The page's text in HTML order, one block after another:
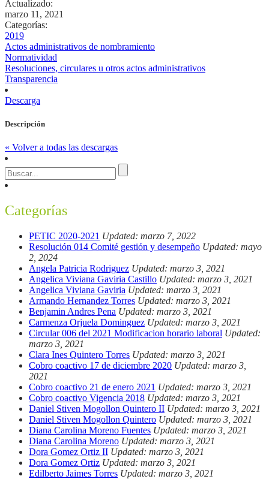
Actualizado:
marzo 11, 2021
Categorías:
2019
Actos administrativos de nombramiento
Normatividad
Resoluciones, circulares u otros actos administrativos
Transparencia
Descarga
Descripción
« Volver a todas las descargas
Categorías
PETIC 2020-2021 Updated: marzo 7, 2022
Resolución 014 Comité gestión y desempeño Updated: mayo
2, 2024
Angela Patricia Rodriguez Updated: marzo 3, 2021
Angelica Viviana Gaviria Castillo Updated: marzo 3, 2021
Angelica Viviana Gaviria Updated: marzo 3, 2021
Armando Hernandez Torres Updated: marzo 3, 2021
Benjamin Andres Pena Updated: marzo 3, 2021
Carmenza Orjuela Dominguez Updated: marzo 3, 2021
Circular 006 del 2021 Modificacion horario laboral Updated:
marzo 3, 2021
Clara Ines Quintero Torres Updated: marzo 3, 2021
Cobro coactivo 17 de diciembre 2020 Updated: marzo 3,
2021
Cobro coactivo 21 de enero 2021 Updated: marzo 3, 2021
Cobro coactivo Vigencia 2018 Updated: marzo 3, 2021
Daniel Stiven Mogollon Quintero II Updated: marzo 3, 2021
Daniel Stiven Mogollon Quintero Updated: marzo 3, 2021
Diana Carolina Moreno Fuentes Updated: marzo 3, 2021
Diana Carolina Moreno Updated: marzo 3, 2021
Dora Gomez Ortiz II Updated: marzo 3, 2021
Dora Gomez Ortiz Updated: marzo 3, 2021
Edilberto Jaimes Torres Updated: marzo 3, 2021